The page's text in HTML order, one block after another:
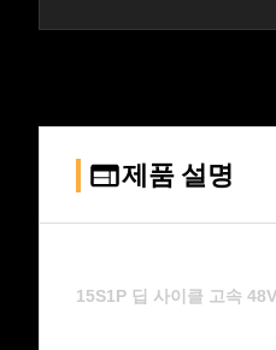
제품 설명
15S1P 딥 사이클 고속